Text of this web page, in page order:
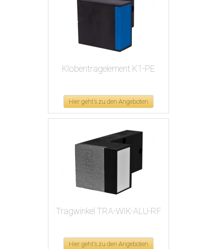
Klobentragelement K1-PE
Hier geht's zu den Angeboten
Tragwinkel TRA-WIK-ALU-RF
Hier geht's zu den Angeboten